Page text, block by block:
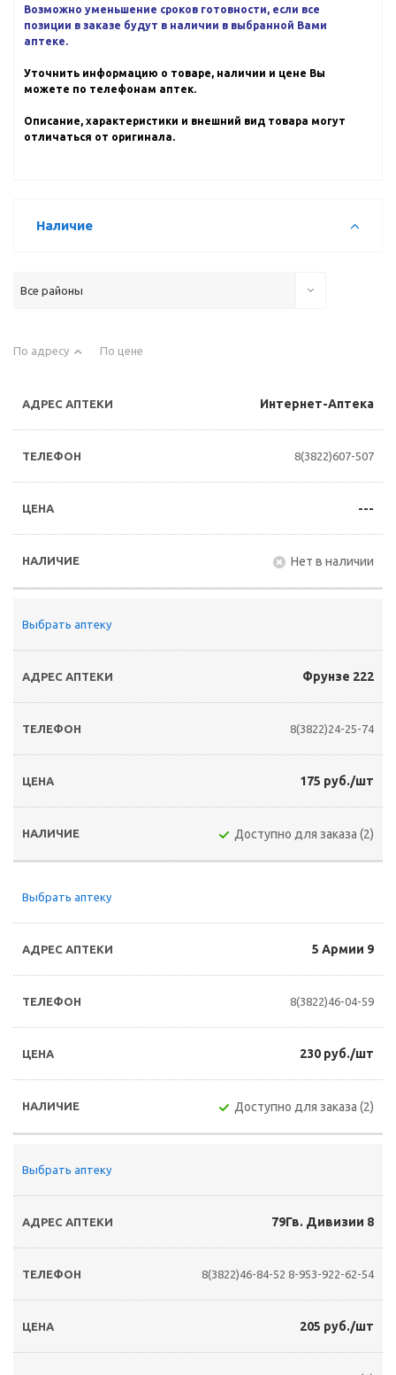
Возможно уменьшение сроков готовности, если все
позиции в заказе будут в наличии в выбранной Вами
аптеке.
Уточнить информацию о товаре, наличии и цене Вы
можете по телефонам аптек.
Описание, характеристики и внешний вид товара могут
отличаться от оригинала.
Наличие
Все районы
По адресу По цене
Интернет-Аптека
8(3822)607-507
---
Нет в наличии
Выбрать аптеку
Фрунзе 222
8(3822)24-25-74
175 руб./шт
Доступно для заказа (2)
Выбрать аптеку
5 Армии 9
8(3822)46-04-59
230 руб./шт
Доступно для заказа (2)
Выбрать аптеку
79Гв. Дивизии 8
8(3822)46-84-52 8-953-922-62-54
205 руб./шт